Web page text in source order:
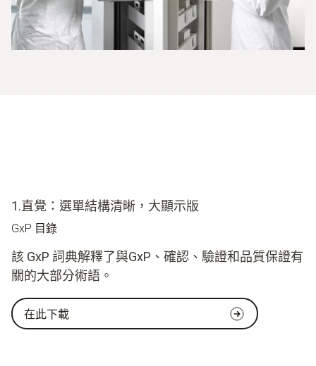
1.直覺：選單結構清晰，大顯示版
GxP 目錄
該 GxP 詞典解釋了與GxP、確認、驗證和品質保證有
關的大部分術語。
在此下載